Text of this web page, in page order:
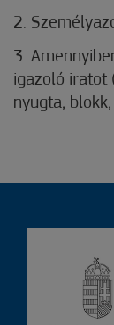
2.
3.
igazoló iratot
nyugta,